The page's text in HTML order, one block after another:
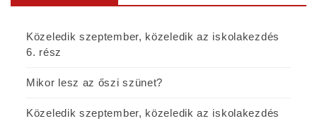
Közeledik szeptember, közeledik az iskolakezdés
6. rész
Mikor lesz az őszi szünet?
Közeledik szeptember, közeledik az iskolakezdés